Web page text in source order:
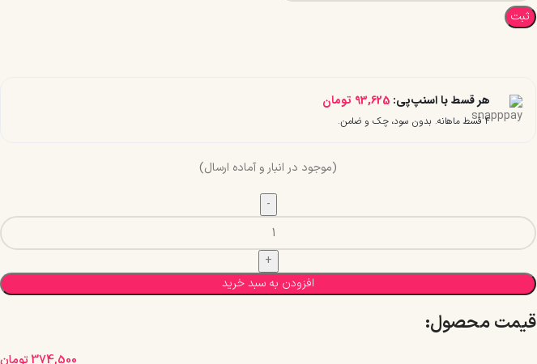
ثبت
هر قسط با اسنپ‌پی: 93,625 تومان
۴ قسط ماهانه. بدون سود، چک و ضامن.
(موجود در انبار و آماده ارسال)
افزودن به سبد خرید
قیمت محصول:​
374,500تومان